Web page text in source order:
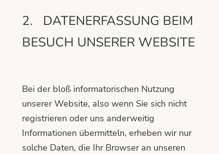
2. DATENERFASSUNG BEIM
BESUCH UNSERER WEBSITE
Bei der bloß informatorischen Nutzung
unserer Website, also wenn Sie sich nicht
registrieren oder uns anderweitig
Informationen übermitteln, erheben wir nur
solche Daten, die Ihr Browser an unseren